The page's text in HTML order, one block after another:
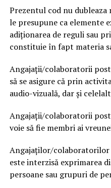
Prezentul cod nu
le presupune ca elemente
adiționarea de reguli sau
constituie în fapt materia
Angajaţii/colaboratorii
să se asigure că prin
audio-vizuală, dar şi
Angajaţii/colaboratorii
voie să fie membri ai
Angajaţilor/colaboratorilor
este interzisă exprimarea
persoane sau grupuri de